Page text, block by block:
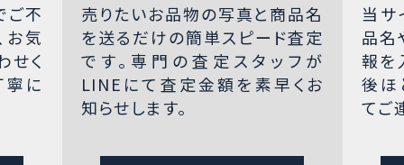
ご不
お気
せく
寧に
売りたいお品物の写真と商品名
を送るだけの簡単スピード査定
です。専門の査定スタッフが
LINEにて査定金額を素早くお
知らせします。
当サ
品名
報を
後ほ
てご